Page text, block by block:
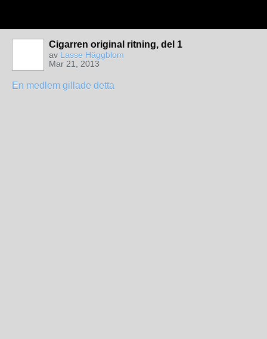
Cigarren original ritning, del 1
av Lasse Häggblom
Mar 21, 2013
En medlem gillade detta